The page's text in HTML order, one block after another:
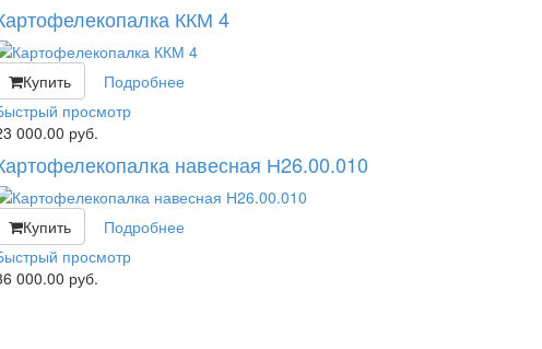
ККМ 4
Купить
Подробнее
просмотр
000.00 руб.
навесная Н26.00.010
Купить
Подробнее
просмотр
000.00 руб.